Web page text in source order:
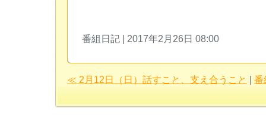
番組日記 | 2017年2月26日 08:00
≪ 2月12日（日）話すこと、支え合うこと | 番